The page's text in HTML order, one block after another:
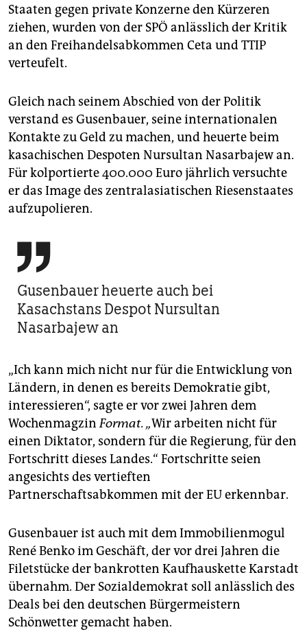
Staaten gegen private Konzerne den Kürzeren
ziehen, wurden von der SPÖ anlässlich der Kritik
an den Freihandelsabkommen Ceta und TTIP
verteufelt.
Gleich nach seinem Abschied von der Politik
verstand es Gusenbauer, seine internationalen
Kontakte zu Geld zu machen, und heuerte beim
kasachischen Despoten Nursultan Nasarbajew an.
Für kolportierte 400.000 Euro jährlich versuchte
er das Image des zentralasiatischen Riesenstaates
aufzupolieren.

Gusenbauer heuerte auch bei
Kasachstans Despot Nursultan
Nasarbajew an
„Ich kann mich nicht nur für die Entwicklung von
Ländern, in denen es bereits Demokratie gibt,
interessieren“, sagte er vor zwei Jahren dem
WochenmagzinFormat. „Wir arbeiten nicht für
einen Diktator, sondern für die Regierung, für den
Fortschritt dieses Landes.“ Fortschritte seien
angesichts des vertieften
Partnerschaftsabkommen mit der EU erkennbar.
Gusenbauer ist auch mit dem Immobilienmogul
René Benko im Geschäft, der vor drei Jahren die
Filetstücke der bankrotten Kaufhauskette Karstadt
übernahm. Der Sozialdemokrat soll anlässlich des
Deals bei den deutschen Bürgermeistern
Schönwetter gemacht haben.